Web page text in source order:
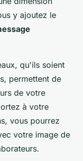
y ajoutez le
qu'ils soient
permettent de
de votre
à votre
vous pourrez
votre image de